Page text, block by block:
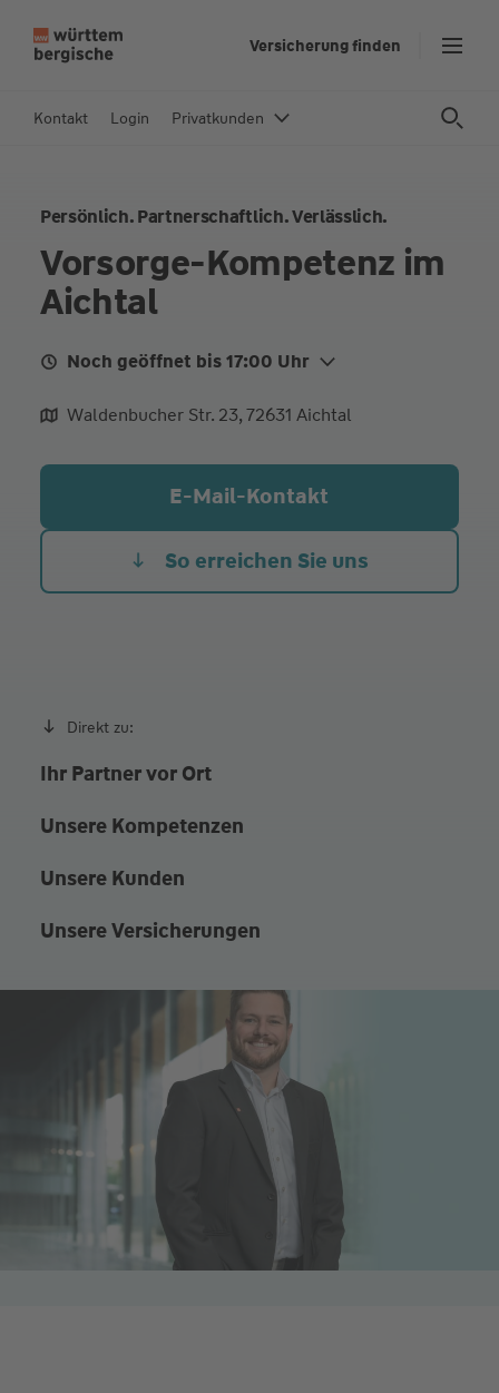
In
Versicherung finden
Kontakt Login Privatkunden
Persönlich. Partnerschaftlich. Verlässlich.
Vorsorge-Kompetenz im
Aichtal
Noch geöffnet bis 17:00 Uhr
Mo. Heute
08:30 - 12:00
14:00 - 17:00
08:30 - 12:00
Waldenbucher Str. 23, 72631 Aichtal
E-Mail-Kontakt
So erreichen Sie uns
Direkt zu:
Ihr Partner vor Ort
Unsere Kompetenzen
Unsere Kunden
Unsere Versicherungen